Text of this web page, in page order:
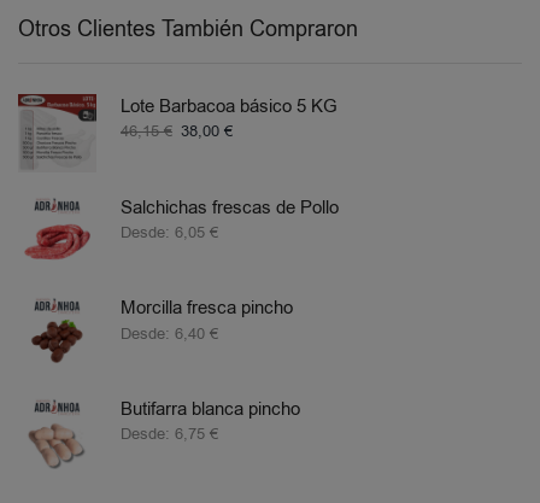
Otros Clientes También Compraron
Lote Barbacoa básico 5 KG
46,15€ 38,00 €
Salchichas frescas de Pollo
Desde: 6,05 €
Morcilla fresca pincho
Desde: 6,40 €
Butifarra blanca pincho
Desde: 6,75 €